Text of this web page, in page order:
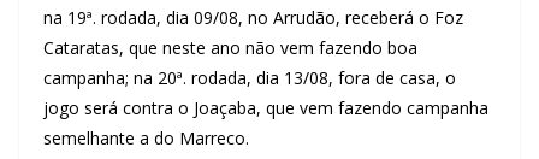
na 19ª. rodada, dia 09/08, no Arrudão, receberá o Foz
Cataratas, que neste ano não vem fazendo boa
campanha; na 20ª. rodada, dia 13/08, fora de casa, o
jogo será contra o Joaçaba, que vem fazendo campanha
semelhante a do Marreco.